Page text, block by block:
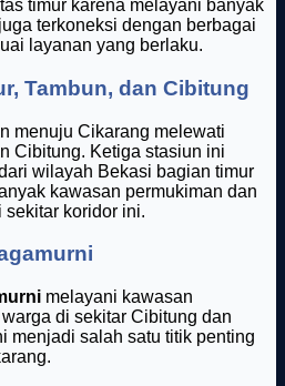
timur karena melayani banyak
terkoneksi dengan berbagai
layanan yang berlaku.
Tambun, dan Cibitung
menuju Cikarang melewati
Cibitung. Ketiga stasiun ini
wilayah Bekasi bagian timur
kawasan permukiman dan
koridor ini.
melayani kawasan
di sekitar Cibitung dan
menjadi salah satu titik penting